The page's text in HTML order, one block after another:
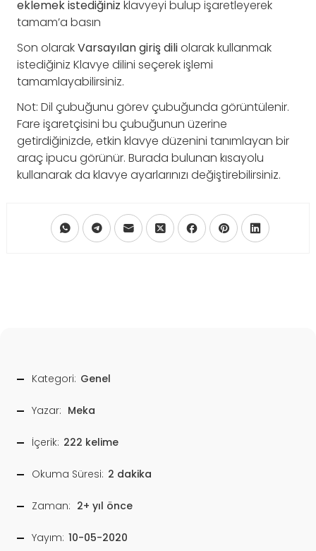
eklemek istediğiniz klavyeyi bulup işaretleyerek
tamam’a basın
Son olarakVarsayılangiriş diliolarak kullanmak
istediğiniz Klavye dilini seçerek işlemi
tamamlayabilirsiniz.
Not: Dil çubuğunu görev çubuğunda görüntülenir.
Fare işaretçisini bu çubuğunun üzerine
getirdiğinizde, etkin klavye düzenini tanımlayan bir
araç ipucu görünür. Burada bulunan kısayolu
kullanarak da klavye ayarlarınızı değiştirebilirsiniz.
Kategori: Genel
Yazar: Meka
İçerik: 222 kelime
Okuma Süresi: 2 dakika
Zaman: 2+ yıl önce
Yayım: 10-05-2020